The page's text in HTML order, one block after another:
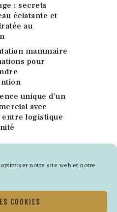
notre site web et notre
COOKIES
: secrets
éclatante et
au
mammaire
pour
unique d’un
avec
entre logistique
? POLITIQUE DE COOKIES